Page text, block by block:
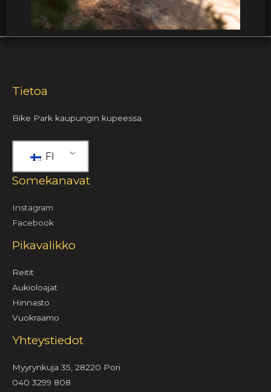
Tietoa
Bike Park kaupungin kupeessa.
FI
Somekanavat
Instagram
Facebook
Pikavalikko
Reitit
Aukioloajat
Hinnasto
Vuokraamo
Yhteystiedot
Myyrynkuja 35, 28220 Pori
040 3299 808